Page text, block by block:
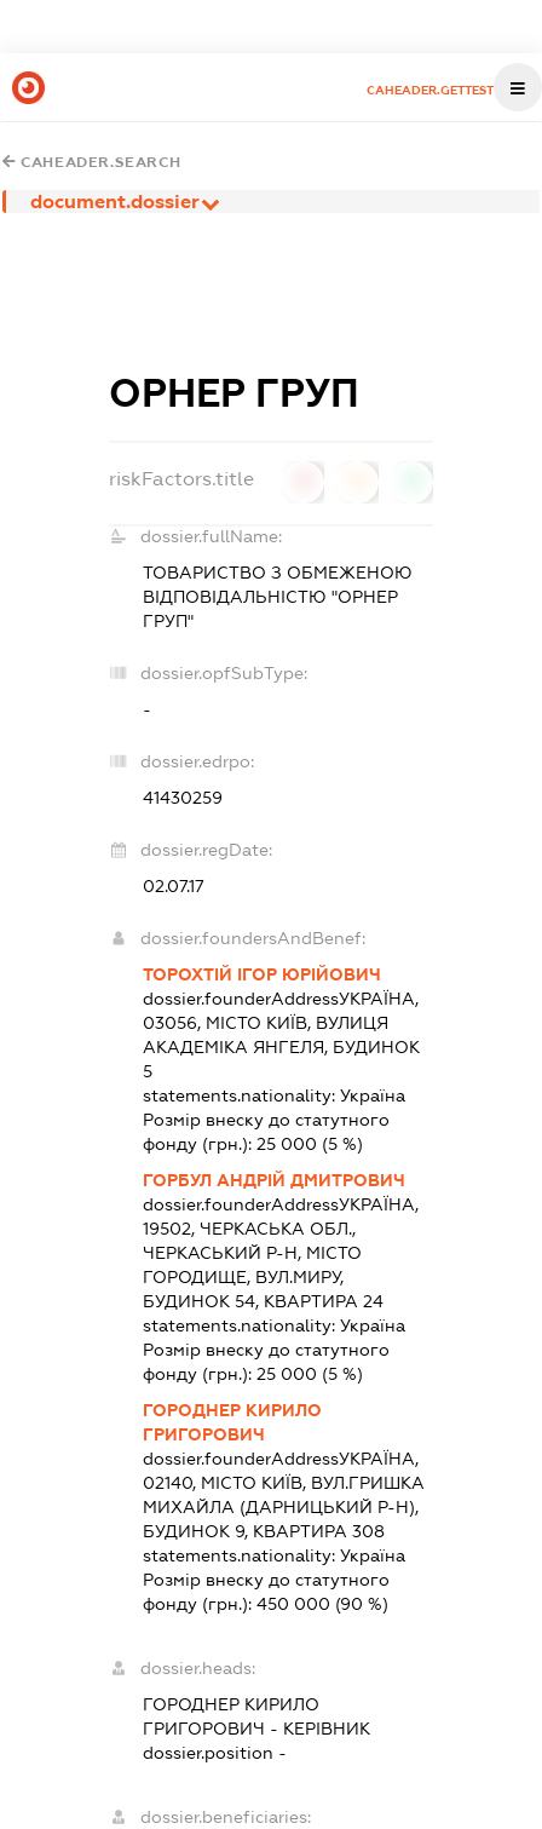
CAHEADER.GETTEST
CAHEADER.SEARCH
document.dossier
ОРНЕР ГРУП
riskFactors.title
dossier.fullName:
ТОВАРИСТВО З ОБМЕЖЕНОЮ
ВІДПОВІДАЛЬНІСТЮ "ОРНЕР
ГРУП"
dossier.opfSubType:
-
dossier.edrpo:
41430259
dossier.regDate:
02.07.17
dossier.foundersAndBenef:
ТОРОХТІЙ ІГОР ЮРІЙОВИЧ
dossier.founderAddressУКРАЇНА,
03056, МІСТО КИЇВ, ВУЛИЦЯ
АКАДЕМІКА ЯНГЕЛЯ, БУДИНОК
5
statements.nationality: Україна
Розмір внеску до статутного
фонду (грн.): 25 000 (5 %)
ГОРБУЛ АНДРІЙ ДМИТРОВИЧ
dossier.founderAddressУКРАЇНА,
19502, ЧЕРКАСЬКА ОБЛ.,
ЧЕРКАСЬКИЙ Р-Н, МІСТО
ГОРОДИЩЕ, ВУЛ.МИРУ,
БУДИНОК 54, КВАРТИРА 24
statements.nationality: Україна
Розмір внеску до статутного
фонду (грн.): 25 000 (5 %)
ГОРОДНЕР КИРИЛО
ГРИГОРОВИЧ
dossier.founderAddressУКРАЇНА,
02140, МІСТО КИЇВ, ВУЛ.ГРИШКА
МИХАЙЛА (ДАРНИЦЬКИЙ Р-Н),
БУДИНОК 9, КВАРТИРА 308
statements.nationality: Україна
Розмір внеску до статутного
фонду (грн.): 450 000 (90 %)
dossier.heads:
ГОРОДНЕР КИРИЛО
ГРИГОРОВИЧ - КЕРІВНИК
dossier.position -
dossier.beneficiaries: